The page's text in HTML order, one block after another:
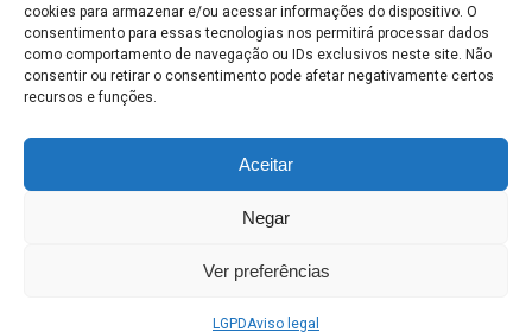
cookies para armazenar e/ou acessar informações do dispositivo. O
consentimento para essas tecnologias nos permitirá processar dados
como comportamento de navegação ou IDs exclusivos neste site. Não
consentir ou retirar o consentimento pode afetar negativamente certos
recursos e funções.
Aceitar
Negar
Ver preferências
LGPDAviso legal
MAPA DO SITE
SEDE DO ADMINISTRATIVO MUNICIPAL - Avenida